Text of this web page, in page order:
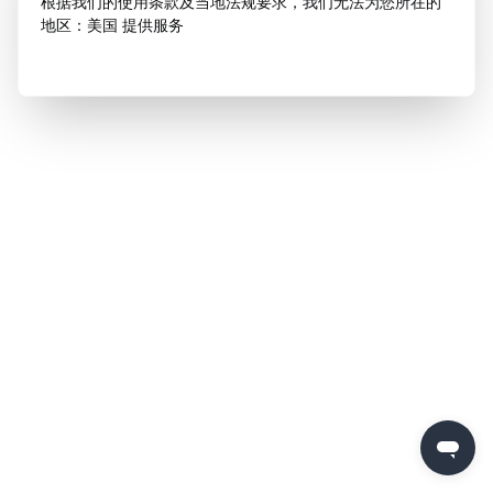
地区：美国 提供服务